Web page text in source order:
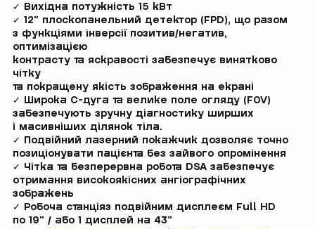
✓ Вихідна потужність 15 кВт
✓ 12” плоскопанельний детектор (FPD), що разом
з функціями інверсії позитив/негатив,
оптимізацією
контрасту та яскравості забезпечує винятково
чітку
та покращену якість зображення на екрані
✓ Широка С-дуга та велике поле огляду (FOV)
забезпечують зручну діагностику ширших
і масивніших ділянок тіла.
✓ Подвійний лазерний покажчик дозволяє точно
позиціонувати пацієнта без зайвого опромінення
✓ Чітка та безперервна робота DSA забезпечує
отримання високоякісних ангіографічних
зображень
✓ Робоча станціяз подвійним дисплеєм Full HD
по 19” / або 1 дисплей на 43”